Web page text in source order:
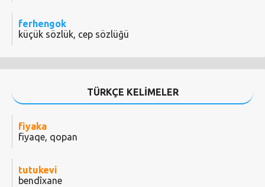
ferhengok
küçük sözlük, cep sözlüğü
TÜRKÇE KELİMELER
fiyaka
fiyaqe, qopan
tutukevi
bendîxane